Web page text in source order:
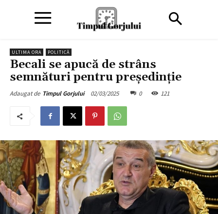
ULTIMA ORA POLITICĂ
Becali se apucă de strâns
semnături pentru președinție
Adaugat de Timpul Gorjului 02/03/2025 0 121